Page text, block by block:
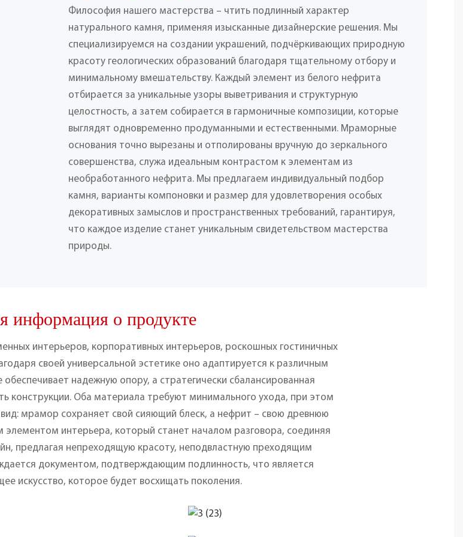
Философия нашего мастерства – чтить подлинный характер
натурального камня, применяя изысканные дизайнерские решения. Мы
специализируемся на создании украшений, подчёркивающих природную
красоту геологических образований благодаря тщательному отбору и
минимальному вмешательству. Каждый элемент из белого нефрита
отбирается за уникальные узоры выветривания и структурную
целостность, а затем собирается в гармоничные композиции, которые
выглядят одновременно продуманными и естественными. Мраморные
основания точно вырезаны и отполированы вручную до зеркального
совершенства, служа идеальным контрастом к элементам из
необработанного нефрита. Мы предлагаем индивидуальный подбор
камня, варианты компоновки и размер для удовлетворения особых
декоративных замыслов и пространственных требований, гарантируя,
что каждое изделие станет уникальным свидетельством мастерства
природы.
информация о продукте
интерьеров, корпоративных интерьеров, роскошных гостиничных
своей универсальной эстетике оно адаптируется к различным
надежную опору, а стратегически сбалансированная
конструкции. Оба материала требуют минимального ухода, при этом
мрамор сохраняет свой сияющий блеск, а нефрит – свою древнюю
элементом интерьера, который станет началом разговора, соединяя
предлагая непреходящую красоту, неподвластную преходящим
документом, подтверждающим подлинность, что является
искусство, которое будет восхищать поколения.